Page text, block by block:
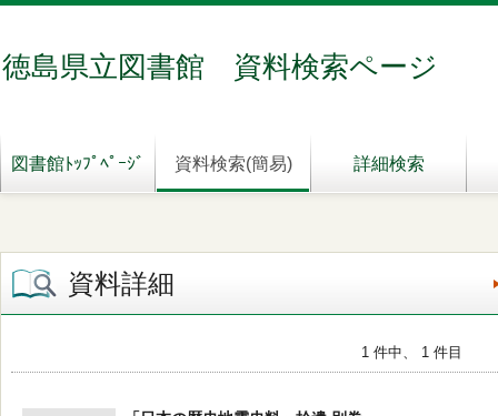
徳島県立図書館 資料検索ページ
図書館ﾄｯﾌﾟﾍﾟｰｼﾞ 資料検索(簡易) 詳細検索
資料詳細
1 件中、 1 件目